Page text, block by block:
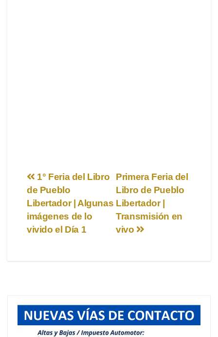
Navegación
de
entradas
Primera Feria del
Libro de Pueblo
Libertador |
Transmisión en
vivo
1° Feria del Libro
de Pueblo
Libertador | Algunas
imágenes de lo
vivido el Día 1